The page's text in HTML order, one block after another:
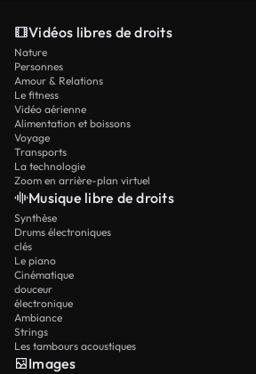
Vidéos libres de droits
Nature
Personnes
Amour & Relations
Le fitness
Vidéo aérienne
Alimentation et boissons
Voyage
Transports
La technologie
Zoom en arrière-plan virtuel
Musique libre de droits
Synthèse
Drums électroniques
clés
Le piano
Cinématique
douceur
électronique
Ambiance
Strings
Les tambours acoustiques
Images